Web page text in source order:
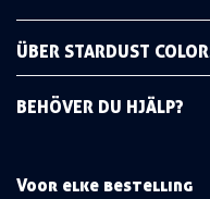
ÜBER STARDUST
BEHÖVER DU HJÄLP?
Voor elke bestelling